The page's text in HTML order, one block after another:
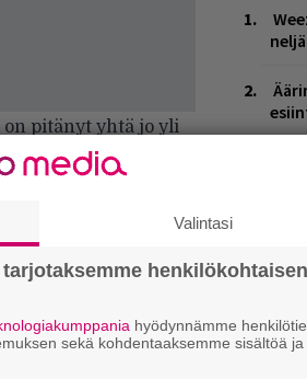
pitänyt yhtä jo yli
rock-bändeistä.
urallaan
Angelsia, jonka
sai yhtyeestä
Sam Dunn ja Scot
Valintasi
henkilökohtaisen
hyödynnämme
sekä kohdentaaksemme sisältöä ja